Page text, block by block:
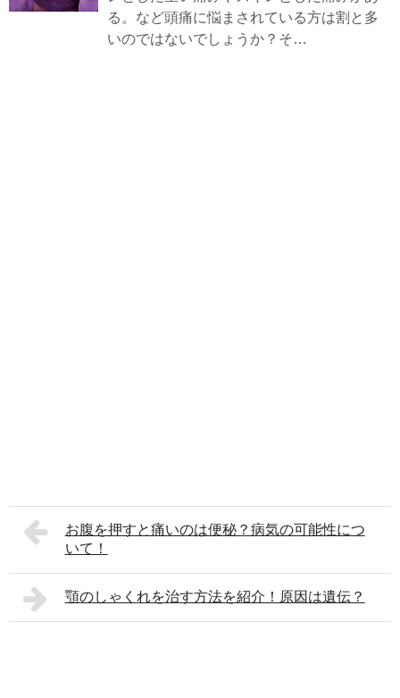
る。など頭痛に悩まされている方は割と多
いのではないでしょうか？そ…
お腹を押すと痛いのは便秘？病気の可能性につ
いて！
顎のしゃくれを治す方法を紹介！原因は遺伝？